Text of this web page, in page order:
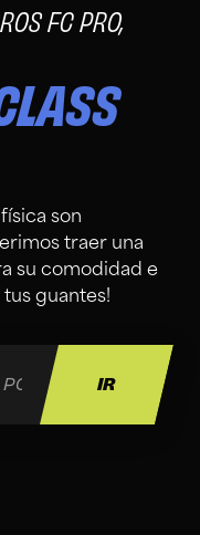
FC PRO,
son
traer una
su comodidad e
tus guantes!